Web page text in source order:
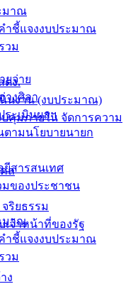
มาณ
ำชี้แจงงบประมาณ
วม
ตง.
นงาน (งบประมาณ)
คุมภายใน จัดการความ
ล
ริยธรรม
เจ้าหน้าที่ของรัฐ
ง
ยจ่าย
างศิลา
ระเมินผลฯ
ตามนโยบายนายก
สารสนเทศ
มของประชาชน
มาณ
ำชี้แจงงบประมาณ
วม